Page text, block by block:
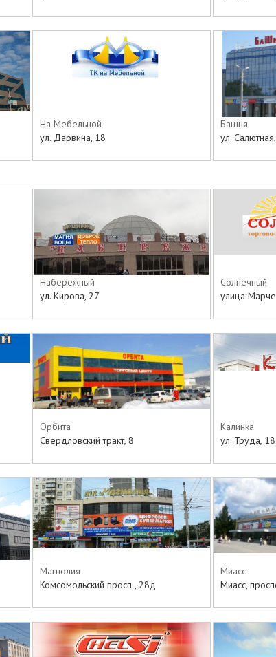
На Мебельной
ул. Дарвина, 18
Башня
ул.
Набережный
ул. Кирова, 27
Солнечный
улица
Орбита
Свердловский тракт, 8
Калинка
ул. Труда,
Магнолия
Комсомольский просп., 28д
Миасс
Миасс,